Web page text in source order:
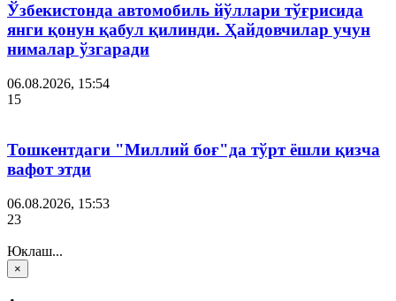
Ўзбекистонда автомобиль йўллари тўғрисида
янги қонун қабул қилинди. Ҳайдовчилар учун
нималар ўзгаради
06.08.2026, 15:54
15
Тошкентдаги "Миллий боғ"да тўрт ёшли қизча
вафот этди
06.08.2026, 15:53
23
Юклаш...
×